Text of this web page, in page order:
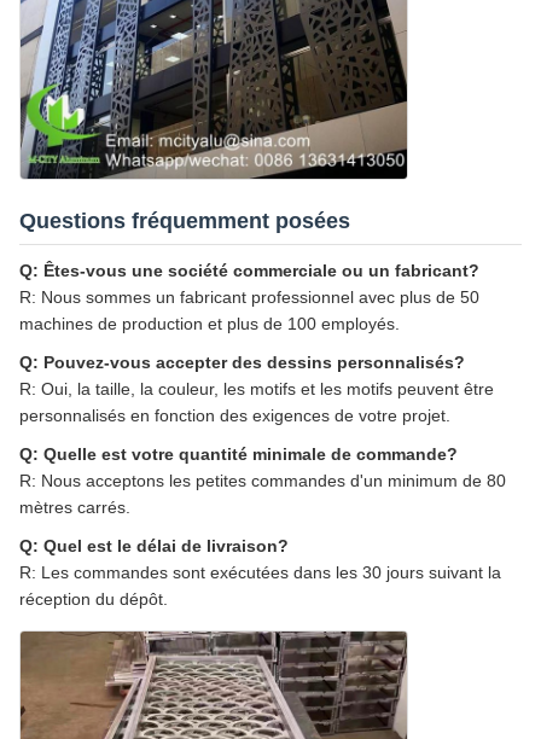
Questions fréquemment posées
Q: Êtes-vous une société commerciale ou un fabricant?
R: Nous sommes un fabricant professionnel avec plus de 50
machines de production et plus de 100 employés.
Q: Pouvez-vous accepter des dessins personnalisés?
R: Oui, la taille, la couleur, les motifs et les motifs peuvent être
personnalisés en fonction des exigences de votre projet.
Q: Quelle est votre quantité minimale de commande?
R: Nous acceptons les petites commandes d'un minimum de 80
mètres carrés.
Q: Quel est le délai de livraison?
R: Les commandes sont exécutées dans les 30 jours suivant la
réception du dépôt.